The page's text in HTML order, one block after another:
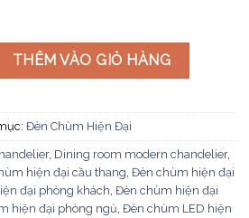
điển DC9003T6 số lượng
THÊM VÀO GIỎ HÀNG
Đèn Chùm Hiện Đại
, Dining room modern chandelier,
hiện đại cầu thang Đèn chùm hiện đại
đại phòng khách Đèn chùm hiện đại
hiện đại phòng ngủ Đèn chùm LED hiện